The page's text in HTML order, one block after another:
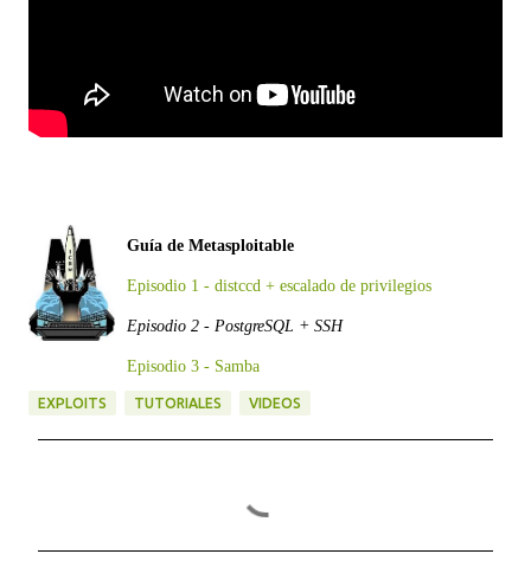
Guía de Metasploitable
Episodio 1 - distccd + escalado de privilegios
Episodio 2 - PostgreSQL + SSH
Episodio 3 - Samba
EXPLOITS TUTORIALES VIDEOS